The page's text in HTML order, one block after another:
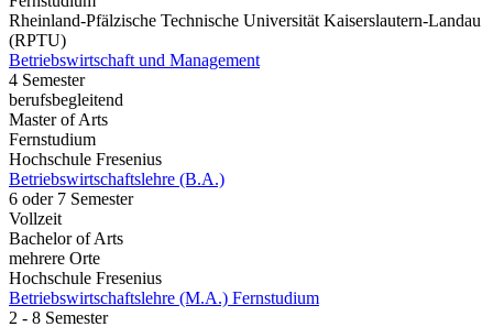
Rheinland-Pfälzische Technische Universität Kaiserslautern-Landau
(RPTU)
Betriebswirtschaft und Management
4 Semester
berufsbegleitend
Master of Arts
Fernstudium
Hochschule Fresenius
Betriebswirtschaftslehre (B.A.)
6 oder 7 Semester
Vollzeit
Bachelor of Arts
mehrere Orte
Hochschule Fresenius
Betriebswirtschaftslehre (M.A.) Fernstudium
2 - 8 Semester